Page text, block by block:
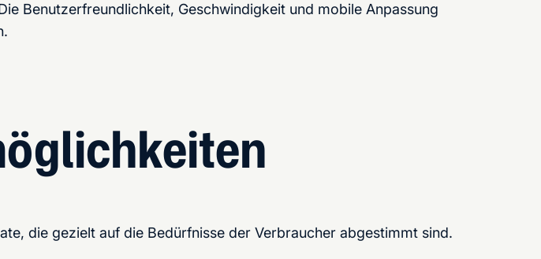
Benutzerfreundlichkeit, Geschwindigkeit und mobile Anpassung
die gezielt auf die Bedürfnisse der Verbraucher abgestimmt sind.